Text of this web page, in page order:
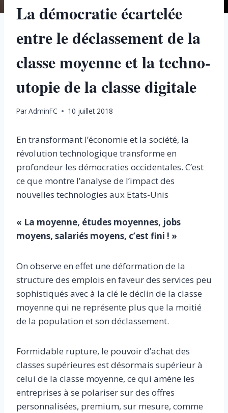
La démocratie écartelée
entre le déclassement de la
classe moyenne et la techno-
utopie de la classe digitale
ParAdminFC 10 juillet 2018
En transformant l’économie et la société, la
révolution technologique transforme en
profondeur les démocraties occidentales. C’est
ce que montre l’analyse de l’impact des
nouvelles technologies aux Etats-Unis
« La moyenne, études moyennes, jobs
moyens, salariés moyens, c’est fini ! »
On observe en effet une déformation de la
structure des emplois en faveur des services peu
sophistiqués avec à la clé le déclin de la classe
moyenne qui ne représente plus que la moitié
de la population et son déclassement.
Formidable rupture, le pouvoir d’achat des
classes supérieures est désormais supérieur à
celui de la classe moyenne, ce qui amène les
entreprises à se polariser sur des offres
personnalisées, premium, sur mesure, comme